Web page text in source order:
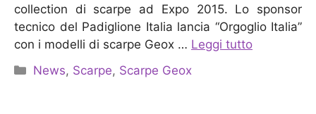
collection di scarpe ad Expo 2015. Lo sponsor
tecnico del Padiglione Italia lancia “Orgoglio Italia”
con i modelli di scarpe Geox … Leggi tutto
Categorie
News, Scarpe, Scarpe Geox